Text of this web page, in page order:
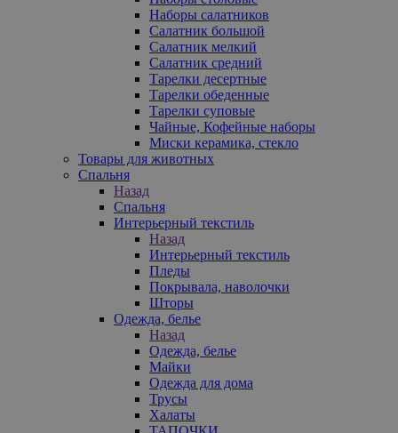
Наборы салатников
Салатник большой
Салатник мелкий
Салатник средний
Тарелки десертные
Тарелки обеденные
Тарелки суповые
Чайные, Кофейные наборы
Миски керамика, стекло
Товары для животных
Спальня
Назад
Спальня
Интерьерный текстиль
Назад
Интерьерный текстиль
Пледы
Покрывала, наволочки
Шторы
Одежда, белье
Назад
Одежда, белье
Майки
Одежда для дома
Трусы
Халаты